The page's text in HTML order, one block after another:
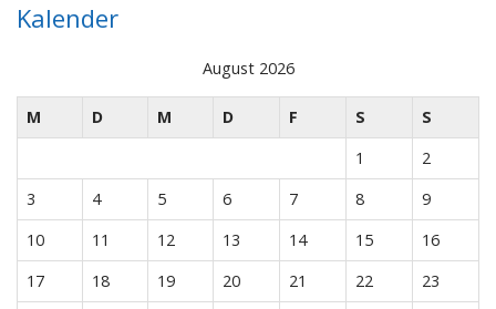
Kalender
August 2026
M D M D F S
S
1
2
3
4 5 6 7 8
9
10
11 12 13 14 15
16
17
18 19 20 21 22
23